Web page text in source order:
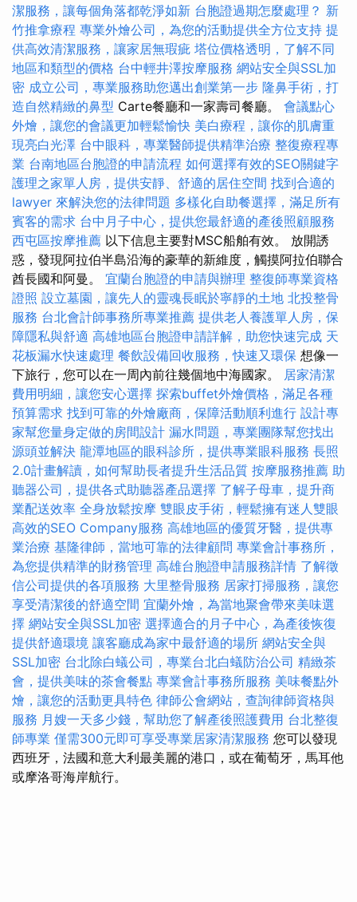
潔服務，讓每個角落都乾淨如新 台胞證過期怎麼處理？ 新
竹推拿療程 專業外燴公司，為您的活動提供全方位支持 提
供高效清潔服務，讓家居無瑕疵 塔位價格透明，了解不同
地區和類型的價格 台中輕井澤按摩服務 網站安全與SSL加
密 成立公司，專業服務助您邁出創業第一步 隆鼻手術，打
造自然精緻的鼻型 Carte餐廳和一家壽司餐廳。 會議點心
外燴，讓您的會議更加輕鬆愉快 美白療程，讓你的肌膚重
現亮白光澤 台中眼科，專業醫師提供精準治療 整復療程專
業 台南地區台胞證的申請流程 如何選擇有效的SEO關鍵字
護理之家單人房，提供安靜、舒適的居住空間 找到合適的
lawyer 來解決您的法律問題 多樣化自助餐選擇，滿足所有
賓客的需求 台中月子中心，提供您最舒適的產後照顧服務
西屯區按摩推薦 以下信息主要對MSC船舶有效。 放開誘
惑，發現阿拉伯半島沿海的豪華的新維度，觸摸阿拉伯聯合
酋長國和阿曼。 宜蘭台胞證的申請與辦理 整復師專業資格
證照 設立墓園，讓先人的靈魂長眠於寧靜的土地 北投整骨
服務 台北會計師事務所專業推薦 提供老人養護單人房，保
障隱私與舒適 高雄地區台胞證申請詳解，助您快速完成 天
花板漏水快速處理 餐飲設備回收服務，快速又環保 想像一
下旅行，您可以在一周內前往幾個地中海國家。 居家清潔
費用明細，讓您安心選擇 探索buffet外燴價格，滿足各種
預算需求 找到可靠的外燴廠商，保障活動順利進行 設計專
家幫您量身定做的房間設計 漏水問題，專業團隊幫您找出
源頭並解決 龍潭地區的眼科診所，提供專業眼科服務 長照
2.0計畫解讀，如何幫助長者提升生活品質 按摩服務推薦 助
聽器公司，提供各式助聽器產品選擇 了解子母車，提升商
業配送效率 全身放鬆按摩 雙眼皮手術，輕鬆擁有迷人雙眼
高效的SEO Company服務 高雄地區的優質牙醫，提供專
業治療 基隆律師，當地可靠的法律顧問 專業會計事務所，
為您提供精準的財務管理 高雄台胞證申請服務詳情 了解徵
信公司提供的各項服務 大里整骨服務 居家打掃服務，讓您
享受清潔後的舒適空間 宜蘭外燴，為當地聚會帶來美味選
擇 網站安全與SSL加密 選擇適合的月子中心，為產後恢復
提供舒適環境 讓客廳成為家中最舒適的場所 網站安全與
SSL加密 台北除白蟻公司，專業台北白蟻防治公司 精緻茶
會，提供美味的茶會餐點 專業會計事務所服務 美味餐點外
燴，讓您的活動更具特色 律師公會網站，查詢律師資格與
服務 月嫂一天多少錢，幫助您了解產後照護費用 台北整復
師專業 僅需300元即可享受專業居家清潔服務 您可以發現
西班牙，法國和意大利最美麗的港口，或在葡萄牙，馬耳他
或摩洛哥海岸航行。